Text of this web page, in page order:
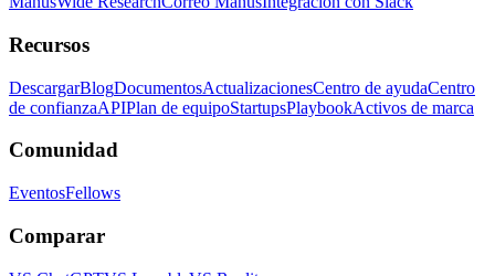
Recursos
DescargarBlogDocumentosActualizacionesCentro de ayudaCentro
de confianzaAPIPlan de equipoStartupsPlaybookActivos de marca
Comunidad
EventosFellows
Comparar